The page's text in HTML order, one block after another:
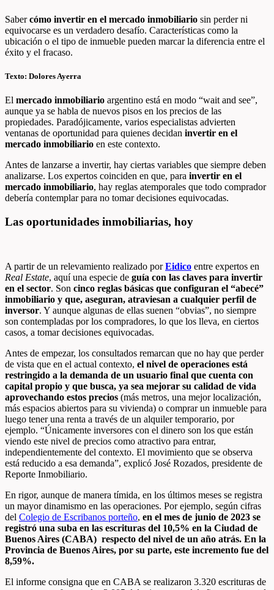
Sabercómo invertir en el mercado inmobiliario sin perder ni
equivocarse es un verdadero desafío. Características como la
ubicación o el tipo de inmueble pueden marcar la diferencia entre el
éxito y el fracaso.
Texto: Dolores Ayerra
El mercado inmobiliario argentino está en modo “wait and see”,
aunque ya se habla de nuevos pisos en los precios de las
propiedades. Paradójicamente, varios especialistas advierten
ventanas de oportunidad para quienes decidan invertir en el
mercado inmobiliario en este contexto.
Antes de lanzarse a invertir, hay ciertas variables que siempre deben
analizarse. Los expertos coinciden en que, para invertir en el
mercado inmobiliario, hay reglas atemporales que todo comprador
debería contemplar para no tomar decisiones equivocadas.
Las oportunidades inmobiliarias, hoy
A partir de un relevamiento realizado porEidico entre expertos en
Real Estate, aquí una especie de guía con las claves para invertir
en el sector. Son cinco reglas básicas que configuran el “abecé”
inmobiliario y que, aseguran, atraviesan a cualquier perfil de
inversor. Y aunque algunas de ellas suenen “obvias”, no siempre
son contempladas por los compradores, lo que los lleva, en ciertos
casos, a tomar decisiones equivocadas.
Antes de empezar, los consultados remarcan que no hay que perder
de vista que en el actual contexto, el nivel de operaciones está
restringido a la demanda de un usuario final que cuenta con
capital propio y que busca, ya sea mejorar su calidad de vida
aprovechando estos precios (más metros, una mejor localización,
más espacios abiertos para su vivienda) o comprar un inmueble para
luego tener una renta a través de un alquiler temporario, por
ejemplo. “Únicamente inversores con el dinero son los que están
viendo este nivel de precios como atractivo para entrar,
independientemente del contexto. El movimiento que se observa
está reducido a esa demanda”, explicó José Rozados, presidente de
Reporte Inmobiliario.
En rigor, aunque de manera tímida, en los últimos meses se registra
un mayor dinamismo en las operaciones. Por ejemplo, según cifras
del Colegio de Escribanos porteño, en el mes de junio de 2023 se
registró una suba en las escrituras del 10,5% en la Ciudad de
Buenos Aires (CABA) respecto del nivel de un año atrás. En la
Provincia de Buenos Aires, por su parte, este incremento fue del
8,59%.
El informe consigna que en CABA se realizaron 3.320 escrituras de